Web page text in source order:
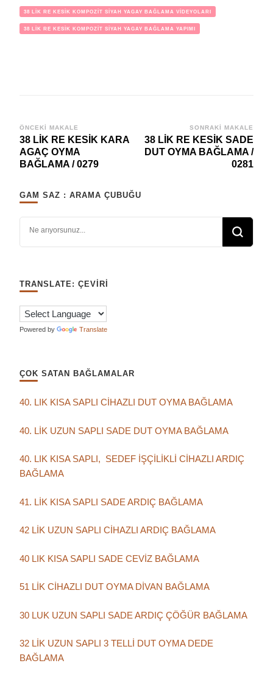
38 LİK RE KESİK KOMPOZİT SİYAH YAGAY BAĞLAMA VİDEYOLARI
38 LİK RE KESİK KOMPOZİT SİYAH YAGAY BAĞLAMA YAPIMI
Yazı
dolaşımı
ÖNCEKI MAKALE
38 LİK RE KESİK KARA
AGAÇ OYMA
BAĞLAMA / 0279
SONRAKI MAKALE
38 LİK RE KESİK SADE
DUT OYMA BAĞLAMA /
0281
GAM SAZ : ARAMA ÇUBUĞU
TRANSLATE: ÇEVIRI
Powered by Translate
ÇOK SATAN BAĞLAMALAR
40. LIK KISA SAPLI CİHAZLI DUT OYMA BAĞLAMA
40. LİK UZUN SAPLI SADE DUT OYMA BAĞLAMA
40. LIK KISA SAPLI, SEDEF İŞÇİLİKLİ CİHAZLI ARDIÇ
BAĞLAMA
41. LİK KISA SAPLI SADE ARDIÇ BAĞLAMA
42 LİK UZUN SAPLI CİHAZLI ARDIÇ BAĞLAMA
40 LIK KISA SAPLI SADE CEVİZ BAĞLAMA
51 LİK CİHAZLI DUT OYMA DİVAN BAĞLAMA
30 LUK UZUN SAPLI SADE ARDIÇ ÇÖĞÜR BAĞLAMA
32 LİK UZUN SAPLI 3 TELLİ DUT OYMA DEDE
BAĞLAMA